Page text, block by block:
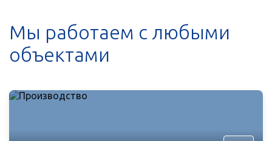
Мы работаем с любыми
объектами